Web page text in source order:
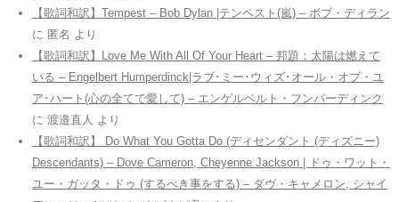
【歌詞和訳】Tempest – Bob Dylan |テンペスト(嵐) – ボブ・ディラン
に 匿名 より
【歌詞和訳】Love Me With All Of Your Heart – 邦題：太陽は燃えて
いる – Engelbert Humperdinck|ラブ･ミー･ウィズ･オール・オブ・ユ
ア･ハート(心の全てで愛して) – エンゲルベルト・フンパーディンク
に 渡邉直人 より
【歌詞和訳】 Do What You Gotta Do (ディセンダント (ディズニー)
Descendants) – Dove Cameron, Cheyenne Jackson | ドゥ・ワット・
ユー・ガッタ・ドゥ (するべき事をする) – ダヴ・キャメロン, シャイ